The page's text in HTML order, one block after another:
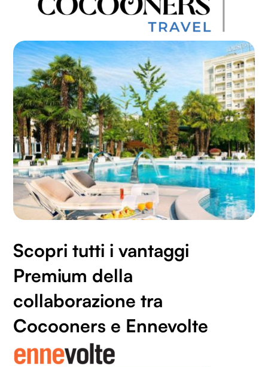
Scopri tutti i vantaggi
Premium della
collaborazione tra
Cocooners e Ennevolte